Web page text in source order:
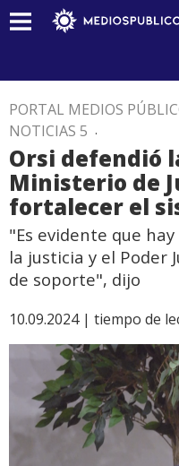
PORTAL MEDIOS
NOTICIAS 5 .
Orsi defendió
Ministerio de
fortalecer el
"Es evidente que
la justicia y el Poder
de soporte", dijo
10.09.2024 | tiempo de